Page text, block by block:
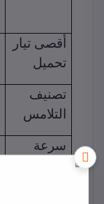
أقصى تيار
تحميل
تصنيف
التلامس
سرعة